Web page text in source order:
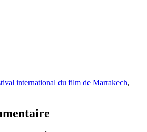
international du film de Marrakech,